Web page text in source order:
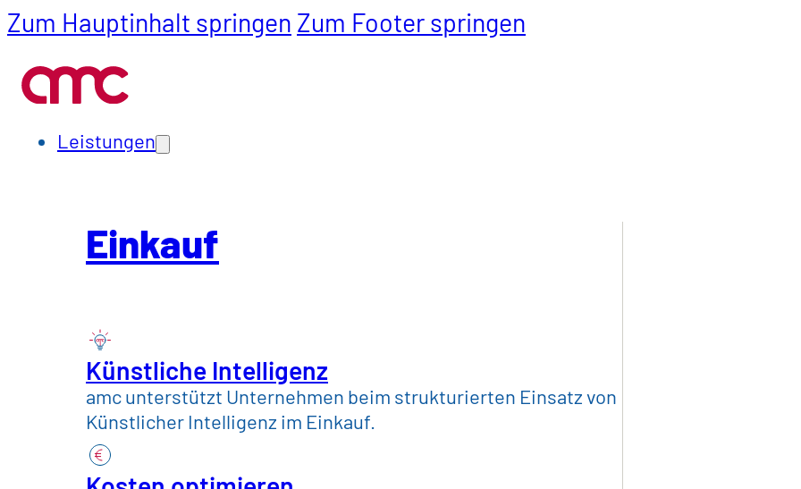
Zum Hauptinhalt springen Zum Footer springen
Leistungen
Einkauf
Künstliche Intelligenz
amc unterstützt Unternehmen beim strukturierten Einsatz von
Künstlicher Intelligenz im Einkauf.
Einkauf
SCM
Automotive & Mobilität
Chemie, Pharma & Kunststoff
Handel, Konsum